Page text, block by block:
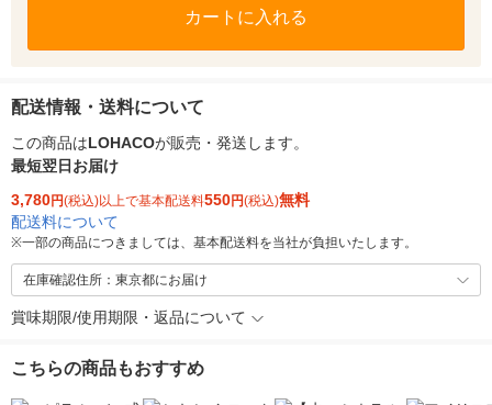
カートに入れる
配送情報・送料について
この商品はLOHACOが販売・発送します。
最短翌日お届け
3,780円(税込)以上で基本配送料550円(税込)無料
配送料について
※一部の商品につきましては、基本配送料を当社が負担いたします。
在庫確認住所：東京都にお届け
賞味期限/使用期限・返品について
こちらの商品もおすすめ